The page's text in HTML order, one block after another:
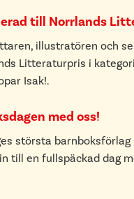
till Norrlands
illustratören och
Litteraturpris i
Isak!.
med oss!
största
till en fullspäckad dag